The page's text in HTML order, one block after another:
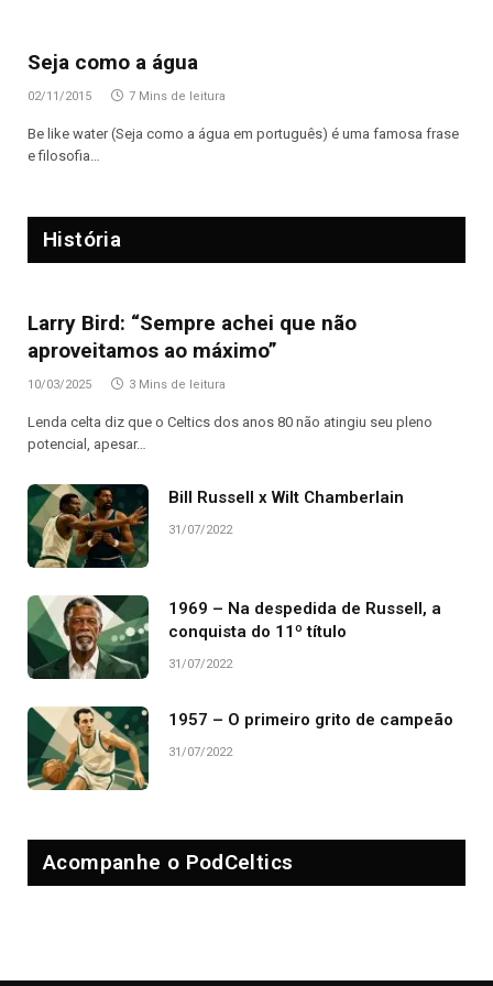
Seja como a água
02/11/2015 7 Mins de leitura
Be like water (Seja como a água em português) é uma famosa frase
e filosofia…
História
Larry Bird: “Sempre achei que não
aproveitamos ao máximo”
10/03/2025 3 Mins de leitura
Lenda celta diz que o Celtics dos anos 80 não atingiu seu pleno
potencial, apesar…
Bill Russell x Wilt Chamberlain
31/07/2022
1969 – Na despedida de Russell, a
conquista do 11º título
31/07/2022
1957 – O primeiro grito de campeão
31/07/2022
Acompanhe o PodCeltics